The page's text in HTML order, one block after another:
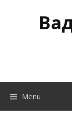
c
Menu